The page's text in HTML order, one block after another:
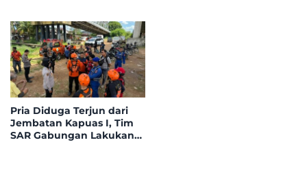
Pria Diduga Terjun dari
Jembatan Kapuas I, Tim
SAR Gabungan Lakukan